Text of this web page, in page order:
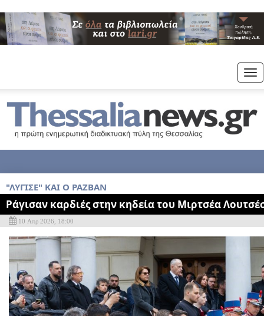
"ΛΥΓΙΣΕ" ΚΑΙ Ο ΡΑΖΒΑΝ
Ράγισαν καρδιές στην κηδεία του Μιρτσέα
10 Απρ 2026, 18:00